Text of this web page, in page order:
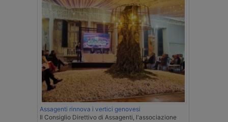
Assagenti rinnova i vertici genovesi
Il Consiglio Direttivo di Assagenti, l'associazione